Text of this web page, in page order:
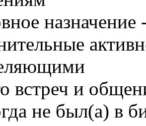
назначение
встреч и
не был(а) в